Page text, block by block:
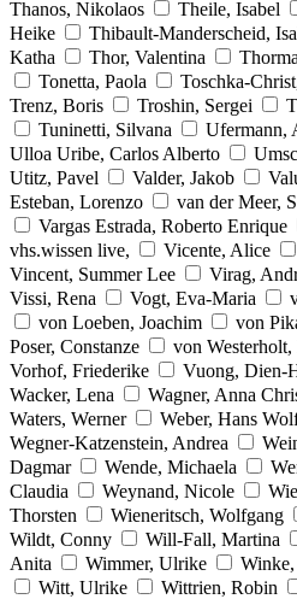
Thanos, Nikolaos
Theile, Isabel
Heike
Thibault-Manderscheid,
Katha
Thor, Valentina
Tonetta, Paola
Toschka-
Trenz, Boris
Troshin, Sergei
Tuninetti, Silvana
Ufermann,
Ulloa Uribe, Carlos Alberto
Utitz, Pavel
Valder, Jakob
Esteban, Lorenzo
van der Meer,
Vargas Estrada, Roberto Enrique
vhs.wissen live,
Vicente, Alice
Vincent, Summer Lee
Virag,
Vissi, Rena
Vogt, Eva-Maria
von Loeben, Joachim
von
Poser, Constanze
von
Vorhof, Friederike
Vuong, Dien-
Wacker, Lena
Wagner, Anna
Waters, Werner
Weber, Hans
Wegner-Katzenstein, Andrea
Dagmar
Wende, Michaela
Claudia
Weynand, Nicole
Thorsten
Wieneritsch, Wolfgang
Wildt, Conny
Will-Fall, Martina
Anita
Wimmer, Ulrike
Witt, Ulrike
Wittrien, Robin